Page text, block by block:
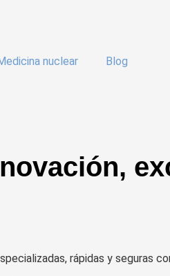
nuclear Blog
rápidas y seguras